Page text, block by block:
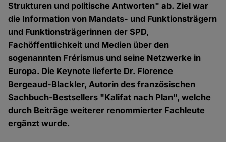
Strukturen und politische Antworten" ab. Ziel war
die Information von Mandats- und Funktionsträgern
und Funktionsträgerinnen der SPD,
Fachöffentlichkeit und Medien über den
sogenannten Frérismus und seine Netzwerke in
Europa. Die Keynote lieferte Dr. Florence
Bergeaud-Blackler, Autorin des französischen
Sachbuch-Bestsellers "Kalifat nach Plan", welche
durch Beiträge weiterer renommierter Fachleute
ergänzt wurde.